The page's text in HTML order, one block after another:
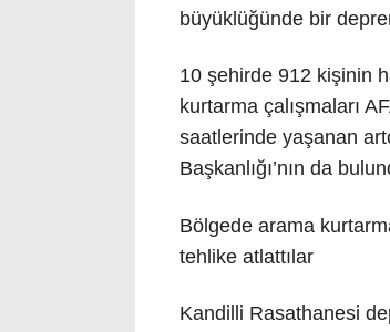
büyüklüğünde bir
10 şehirde 912 kişinin
kurtarma çalışmaları
saatlerinde yaşanan
Başkanlığı’nın da
Bölgede arama
tehlike atlattılar
Kandilli Rasathanesi